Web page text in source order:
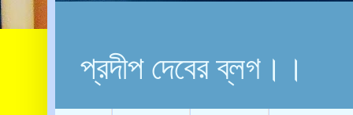
প্রদীপ দেবের ব্লগ।।